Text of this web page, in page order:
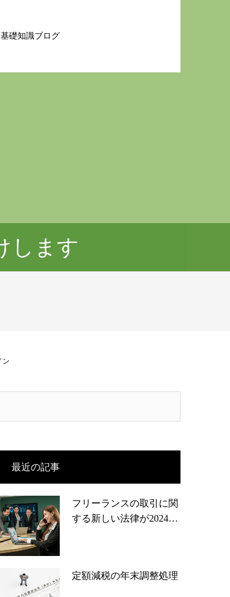
礎知識ブログ
します
ン
最近の記事
フリーランスの取引に関
する新しい法律が2024…
定額減税の年末調整処理